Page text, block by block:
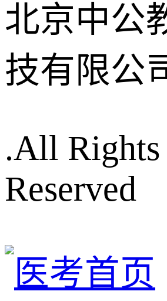
北京中公
技有限公
.All Rights
Reserved